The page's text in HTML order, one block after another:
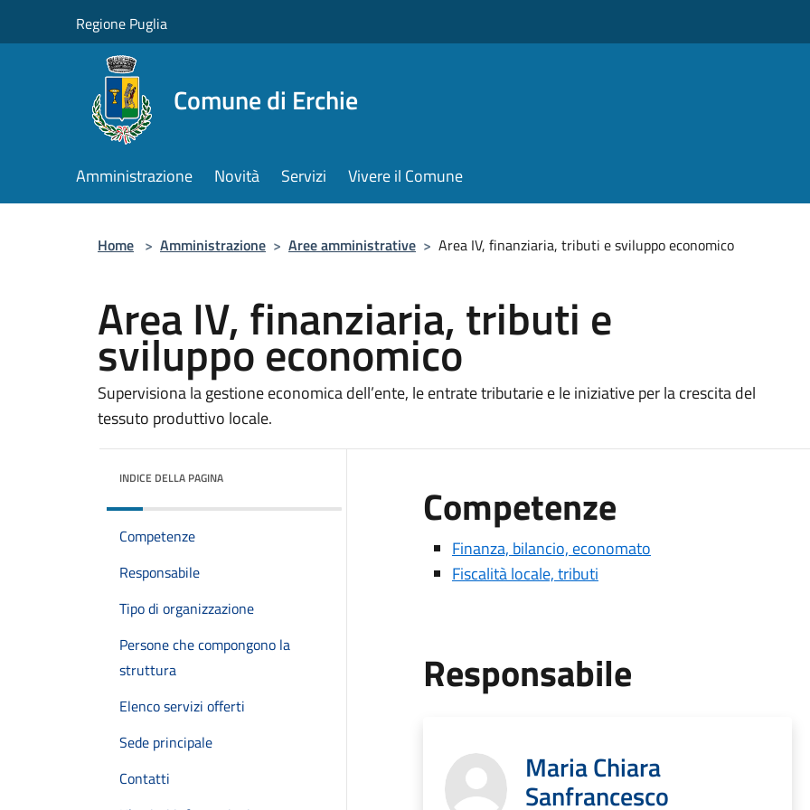
Regione Puglia
Comune di Erchie
Amministrazione Novità Servizi Vivere il Comune
Home > Amministrazione > Aree amministrative > Area IV, finanziaria, tributi e sviluppo economico
Area IV, finanziaria, tributi e
sviluppo economico
Supervisiona la gestione economica dell’ente, le entrate tributarie e le iniziative per la crescita del
tessuto produttivo locale.
INDICE DELLA PAGINA
Competenze
Responsabile
Tipo di organizzazione
Persone che compongono la
struttura
Elenco servizi offerti
Sede principale
Contatti
Competenze
Finanza, bilancio, economato
Fiscalità locale, tributi
Responsabile
Maria Chiara
Sanfrancesco